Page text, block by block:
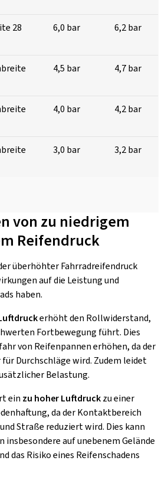
28
6,0 bar 6,2 bar
4,5 bar 4,7 bar
4,0 bar 4,2 bar
3,0 bar 3,2 bar
von zu niedrigem
Reifendruck
überhöhter Fahrradreifendruck
auf die Leistung und
haben.
erhöht den Rollwiderstand,
Fortbewegung führt. Dies
von Reifenpannen erhöhen, da der
Durchschläge wird. Zudem leidet
Belastung.
ein zu hoher Luftdruckzu einer
da der Kontaktbereich
Straße reduziert wird. Dies kann
insbesondere auf unebenem Gelände
das Risiko eines Reifenschadens